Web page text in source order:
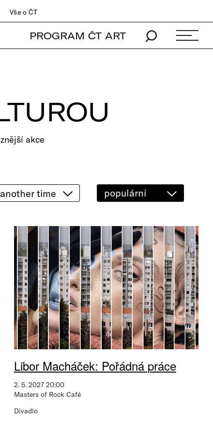
Vše o ČT
PROGRAM ČT ART
akce
populární
Libor Macháček: Pořádná práce
2. 5. 2027 20:00
Masters of Rock Café
Divadlo